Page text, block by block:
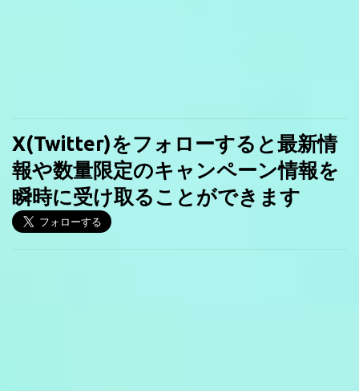
X(Twitter)をフォローすると最新情
報や数量限定のキャンペーン情報を
瞬時に受け取ることができます